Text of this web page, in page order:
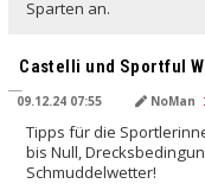
Sparten an.
Castelli und Sportful
09.12.24 07:55 NoMan
Tipps für die
bis Null,
Schmuddelwetter!